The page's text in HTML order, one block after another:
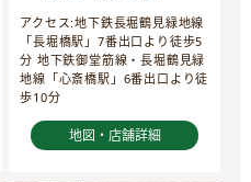
アクセス:地下鉄長堀鶴見緑地線
「長堀橋駅」7番出口より徒歩5
分 地下鉄御堂筋線・長堀鶴見緑
地線「心斎橋駅」6番出口より徒
歩10分
地図・店舗詳細